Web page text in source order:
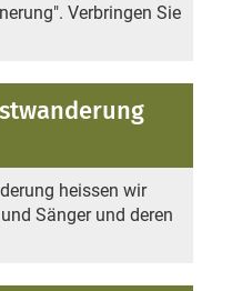
Verbringen Sie
heissen wir
Sänger und deren